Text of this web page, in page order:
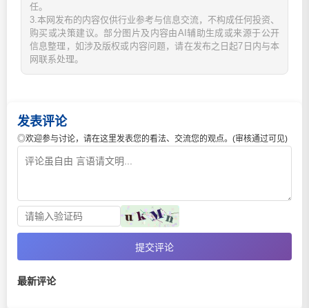
任。
3.本网发布的内容仅供行业参考与信息交流，不构成任何投资、
购买或决策建议。部分图片及内容由AI辅助生成或来源于公开
信息整理，如涉及版权或内容问题，请在发布之日起7日内与本
网联系处理。
发表评论
◎欢迎参与讨论，请在这里发表您的看法、交流您的观点。(审核通过可见)
提交评论
最新评论